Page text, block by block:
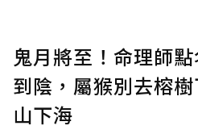
鬼月將至！命理師
到陰，屬猴別去榕
山下海